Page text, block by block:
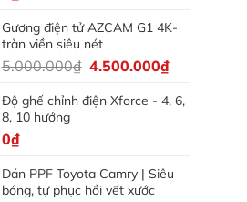
Gương điện tử AZCAM G1 4K-
tràn viền siêu nét
5.000.000₫ Giá
là:
4.500.000₫Giá
tại
Độ ghế chỉnh điện Xforce - 4, 6,
8, 10 hướng
0₫
Dán PPF Toyota Camry | Siêu
bóng, tự phục hồi vết xước